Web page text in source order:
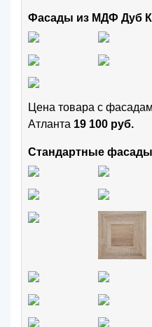
Фасады из МДФ Дуб
Цена товара с
Атланта 19 100 руб.
Стандартные